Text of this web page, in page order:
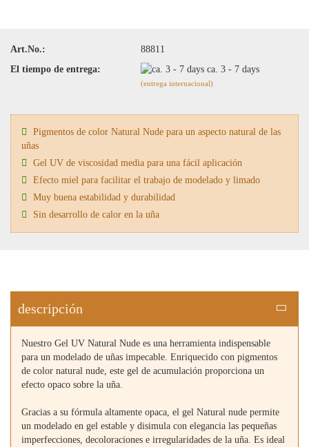
Art.No.:
88811
El tiempo de entrega:
ca. 3 - 7 days
(entrega internacional)
Pigmentos de color Natural Nude para un aspecto natural de las
uñas
Gel UV de viscosidad media para una fácil aplicación
Efecto miel para facilitar el trabajo de modelado y limado
Muy buena estabilidad y durabilidad
Sin desarrollo de calor en la uña
descripción
Nuestro Gel UV Natural Nude es una herramienta indispensable
para un modelado de uñas impecable. Enriquecido con pigmentos
de color natural nude, este gel de acumulación proporciona un
efecto opaco sobre la uña.
Gracias a su fórmula altamente opaca, el gel Natural nude permite
un modelado en gel estable y disimula con elegancia las pequeñas
imperfecciones, decoloraciones e irregularidades de la uña. Es ideal